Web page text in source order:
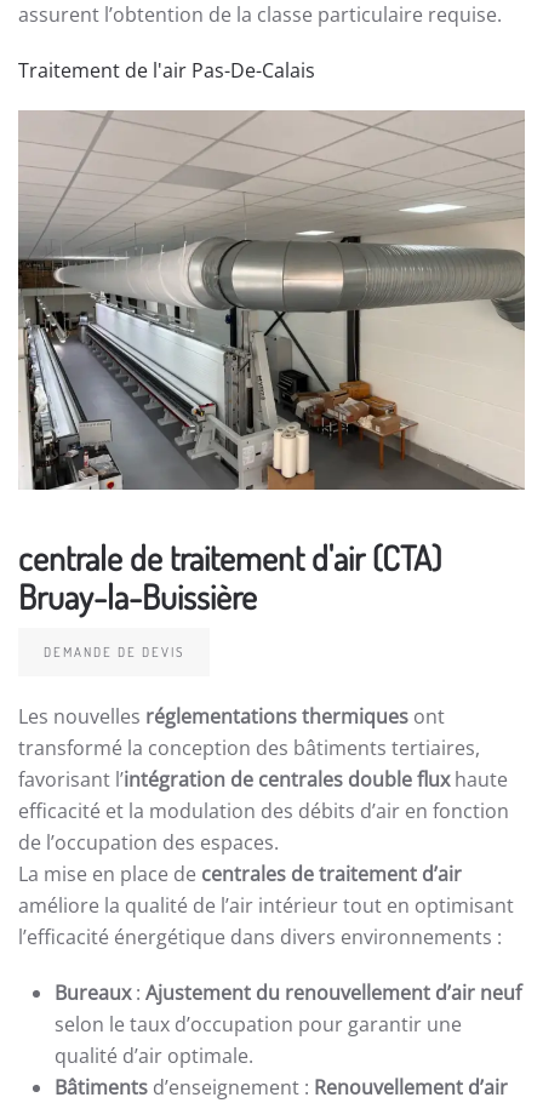
assurent l’obtention de la classe particulaire requise.
Traitement de l'air Pas-De-Calais
centrale de traitement d'air (CTA)
Bruay-la-Buissière
DEMANDE DE DEVIS
Les nouvelles réglementations thermiques ont
transformé la conception des bâtiments tertiaires,
favorisant l’intégration de centrales double fluxhaute
efficacité et la modulation des débits d’air en fonction
de l’occupation des espaces.
La mise en place de centrales de traitement d’air
améliore la qualité de l’air intérieur tout en optimisant
l’efficacité énergétique dans divers environnements :
Bureaux: Ajustement du renouvellement d’air neuf
selon le taux d’occupation pour garantir une
qualité d’air optimale.
Bâtiments d’enseignement : Renouvellement d’air